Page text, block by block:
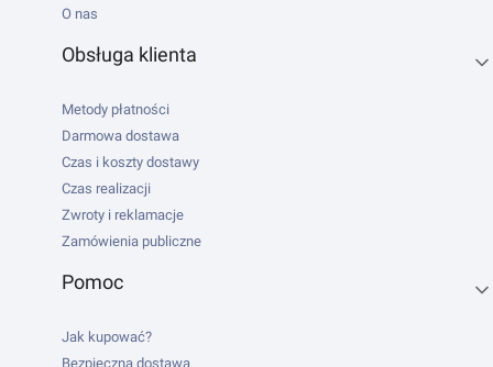
O nas
Obsługa klienta
Metody płatności
Darmowa dostawa
Czas i koszty dostawy
Czas realizacji
Zwroty i reklamacje
Zamówienia publiczne
Pomoc
Jak kupować?
Bezpieczna dostawa